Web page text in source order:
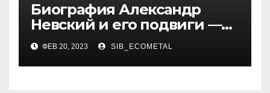
Биография Александр
Невский и его подвиги —
история жизни великого
князя, защитника Руси
ФЕВ 20, 2023 SIB_ECOMETAL